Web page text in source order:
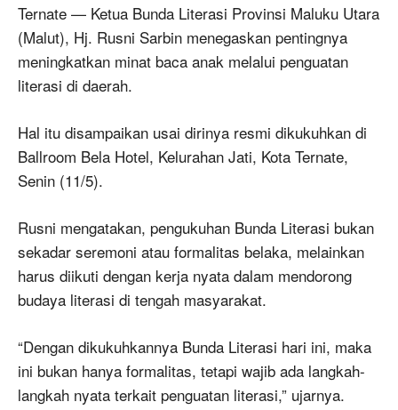
Ternate — Ketua Bunda Literasi Provinsi Maluku Utara
(Malut), Hj. Rusni Sarbin menegaskan pentingnya
meningkatkan minat baca anak melalui penguatan
literasi di daerah.
Hal itu disampaikan usai dirinya resmi dikukuhkan di
Ballroom Bela Hotel, Kelurahan Jati, Kota Ternate,
Senin (11/5).
Rusni mengatakan, pengukuhan Bunda Literasi bukan
sekadar seremoni atau formalitas belaka, melainkan
harus diikuti dengan kerja nyata dalam mendorong
budaya literasi di tengah masyarakat.
“Dengan dikukuhkannya Bunda Literasi hari ini, maka
ini bukan hanya formalitas, tetapi wajib ada langkah-
langkah nyata terkait penguatan literasi,” ujarnya.